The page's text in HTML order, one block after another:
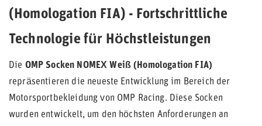
(Homologation FIA) - Fortschrittliche
Technologie für Höchstleistungen
Die OMP Socken NOMEX Weiß (Homologation FIA)
repräsentieren die neueste Entwicklung im Bereich der
Motorsportbekleidung von OMP Racing. Diese Socken
wurden entwickelt, um den höchsten Anforderungen an